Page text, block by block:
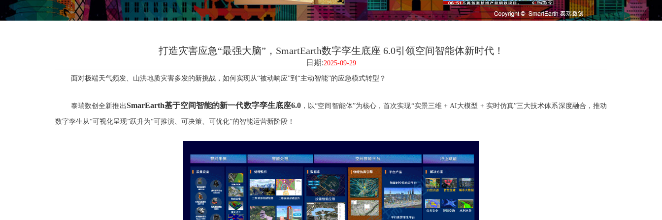
打造灾害应急“最强大脑”，SmartEarth数字孪生底座 6.0引领空间智能体新时代！
日期:2025-09-29
面对极端天气频发、山洪地质灾害多发的新挑战，如何实现从“被动响应”到“主动智能”的应急模式转型？
泰瑞数创全新推出SmarEarth基于空间智能的新一代数字孪生底座6.0 ，以“空间智能体”为核心，首次实现“实景三维 + AI大模型 + 实时仿真”三大技术体系深度融合，推动
数字孪生从“可视化呈现”跃升为“可推演、可决策、可优化”的智能运营新阶段！